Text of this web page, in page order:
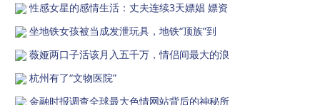
性感女星的感情生活：丈夫连续3天嫖娼 嫖资
坐地铁女孩被当成发泄玩具，地铁“顶族”到
薇娅两口子活该月入五千万，情侣间最大的浪
杭州有了“文物医院”
金融时报调查全球最大色情网站背后的神秘所